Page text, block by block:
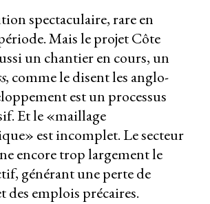
spectaculaire, rare en
Mais le projet Côte
un chantier en cours, un
, comme le disent les anglo-
est un processus
Et le «maillage
est incomplet. Le secteur
encore trop largement le
générant une perte de
emplois précaires.